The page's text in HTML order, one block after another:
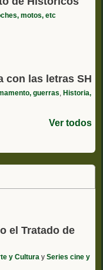
motos, etc
con las letras SH
guerras Historia,
Ver todos
el Tratado de
y Cultura y Series cine y